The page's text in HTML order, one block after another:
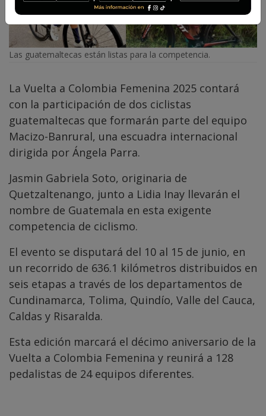
Las guatemaltecas están listas para la competencia.
La Vuelta a Colombia Femenina 2025 contará
con la participación de dos ciclistas
guatemaltecas que formarán parte del equipo
Macizo-Banrural, una escuadra internacional
dirigida por Ángela Parra.
Jasmin Gabriela Soto, originaria de
Quetzaltenango, junto a Lidia Inay llevarán el
nombre de Guatemala en esta exigente
competencia de ciclismo.
El evento se disputará del 10 al 15 de junio, en
un recorrido de 636.1 kilómetros distribuidos en
seis etapas a través de los departamentos de
Cundinamarca, Tolima, Quindío, Valle del Cauca,
Caldas y Risaralda.
Esta edición marcará el décimo aniversario de la
Vuelta a Colombia Femenina y reunirá a 128
pedalistas de 24 equipos diferentes.